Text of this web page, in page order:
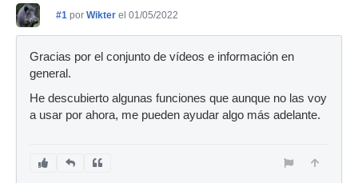
#1 por Wikter el 01/05/2022
Gracias por el conjunto de vídeos e información en
general.
He descubierto algunas funciones que aunque no las voy
a usar por ahora, me pueden ayudar algo más adelante.